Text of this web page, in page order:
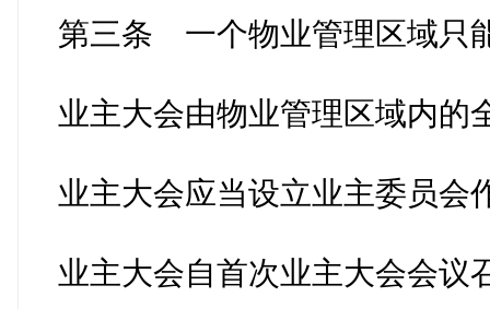
第三条 一个物业管理区域只
业主大会由物业管理区域内的
业主大会应当设立业主委员会
业主大会自首次业主大会会议